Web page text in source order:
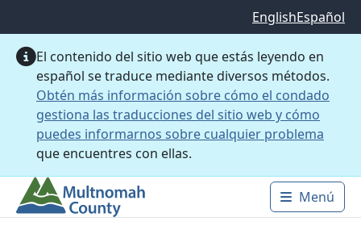
EnglishEspañol
El contenido del sitio web que estás leyendo en
español se traduce mediante diversos métodos.
Obtén más información sobre cómo el condado
gestiona las traducciones del sitio web y cómo
puedes informarnos sobre cualquier problema
que encuentres con ellas.
Main
Menú